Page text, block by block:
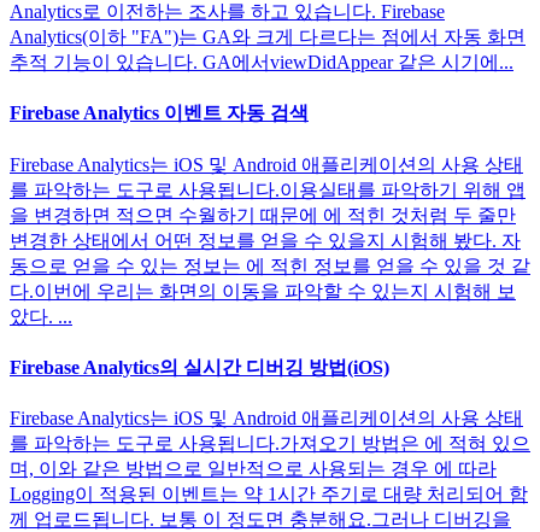
Analytics로 이전하는 조사를 하고 있습니다. Firebase
Analytics(이하 "FA")는 GA와 크게 다르다는 점에서 자동 화면
추적 기능이 있습니다. GA에서viewDidAppear 같은 시기에...
Firebase Analytics 이벤트 자동 검색
Firebase Analytics는 iOS 및 Android 애플리케이션의 사용 상태
를 파악하는 도구로 사용됩니다.이용실태를 파악하기 위해 앱
을 변경하면 적으면 수월하기 때문에 에 적힌 것처럼 두 줄만
변경한 상태에서 어떤 정보를 얻을 수 있을지 시험해 봤다. 자
동으로 얻을 수 있는 정보는 에 적힌 정보를 얻을 수 있을 것 같
다.이번에 우리는 화면의 이동을 파악할 수 있는지 시험해 보
았다. ...
Firebase Analytics의 실시간 디버깅 방법(iOS)
Firebase Analytics는 iOS 및 Android 애플리케이션의 사용 상태
를 파악하는 도구로 사용됩니다.가져오기 방법은 에 적혀 있으
며, 이와 같은 방법으로 일반적으로 사용되는 경우 에 따라
Logging이 적용된 이벤트는 약 1시간 주기로 대량 처리되어 함
께 업로드됩니다. 보통 이 정도면 충분해요.그러나 디버깅을